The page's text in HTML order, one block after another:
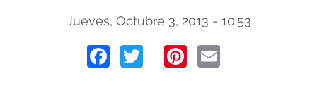
Jueves, Octubre 3, 2013 - 10:53
Facebook
TwitterPinterest
Email